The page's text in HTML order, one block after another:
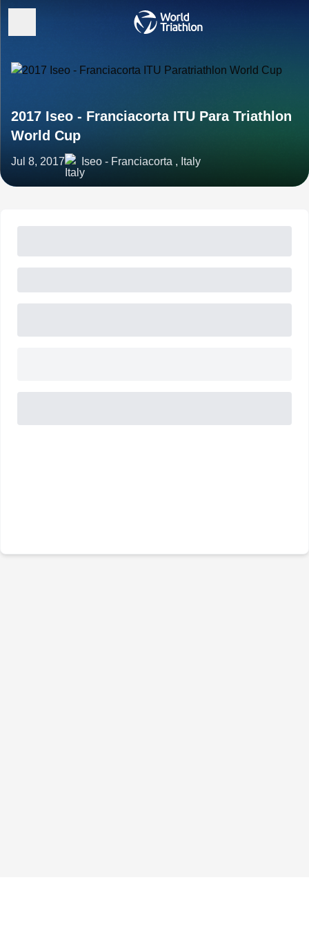
2017 Iseo - Franciacorta ITU Para Triathlon
World Cup
Jul 8, 2017 Iseo - Franciacorta , Italy